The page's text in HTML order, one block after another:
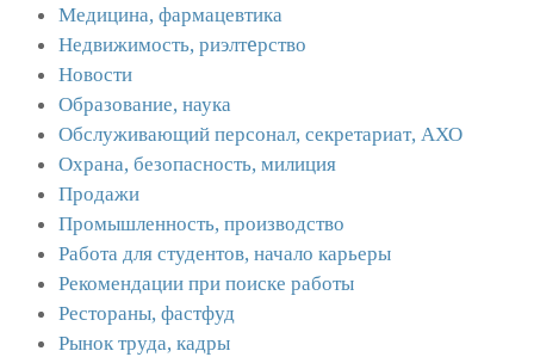
Медицина, фармацевтика
Недвижимость, риэлтeрство
Новости
Образование, наука
Обслуживающий персонал, секретариат, АХО
Охрана, безопасность, милиция
Продажи
Промышленность, производство
Работа для студентов, начало карьеры
Рекомендации при поиске работы
Рестораны, фастфуд
Рынок труда, кадры